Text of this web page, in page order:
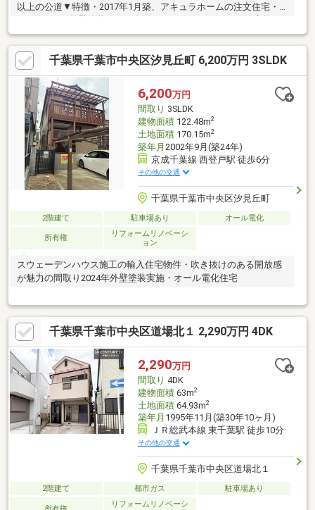
以上の公道▼特徴・2017年1月築、アキュラホームの注文住宅・
南×東の角地・前面道路幅員 南側約8.1ｍ、東側約8.5ｍ・全居室6
帖以上・2面採光設計・LD横に小上がりのタタミコーナー有・ご
家族の交流が増えるリビング階段・作業動線が短いL字型キッチ
ン・南向きのインナーバルコニー・カースペース3台分の他、シャ
ッター付ガレージ有(車種による)▼設備・太陽光発電システム※都
市計画法第29条の開発区域内のため建築物の(再)建築可
千葉県千葉市中央区汐見丘町 6,200万円 3SLDK
6,200万円
間取り 3SLDK
建物面積122.48m2
土地面積170.15m2
築年月 2002年9月(築24年)
京成千葉線 西登戸駅 徒歩6分
その他の交通
千葉県千葉市中央区汐見丘町
2階建て 駐車場あり オール電化
所有権
リフォームリノベーシ
ョン
スウェーデンハウス施工の輸入住宅物件・吹き抜けのある開放感
が魅力の間取り2024年外壁塗装実施・オール電化住宅
千葉県千葉市中央区道場北１ 2,290万円 4DK
2,290万円
間取り 4DK
建物面積63m2
土地面積64.93m2
築年月 1995年11月(築30年10ヶ月)
ＪＲ総武本線 東千葉駅 徒歩10分
その他の交通
千葉県千葉市中央区道場北１
2階建て 都市ガス 駐車場あり
リフォームリノベーシ